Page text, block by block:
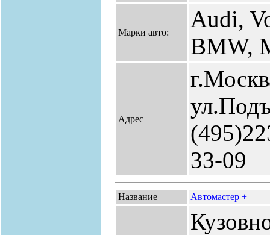
Марки авто:
Audi,
BMW,
Адрес
33-09
Название Автомастер +